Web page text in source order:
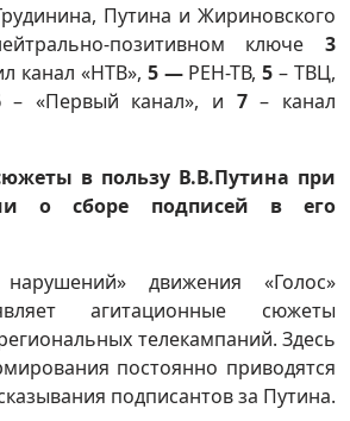
Путина и Жириновского
позитивном ключе 3
канал «НТВ», 5 — РЕН-ТВ,5 – ТВЦ,
– «Первый канал», и 7– канал
в пользу В.В.Путина при
о сборе подписей в его
движения «Голос»
агитационные сюжеты
телекампаний. Здесь
постоянно приводятся
подписантов за Путина.